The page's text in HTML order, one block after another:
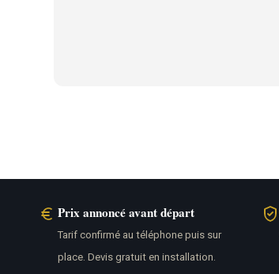
Prix annoncé avant départ
Tarif confirmé au téléphone puis sur
place. Devis gratuit en installation.